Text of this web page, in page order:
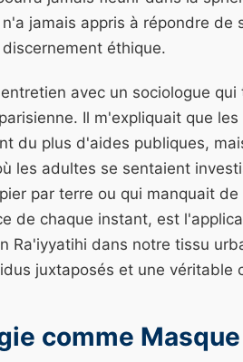
jamais appris à répondre de
éthique.
avec un sociologue
Il m'expliquait que
du plus d'aides publiques,
les adultes se sentaient
par terre ou qui manquait
de chaque instant, est
Ra'iyyatihi dans notre tissu
juxtaposés et une véritable
comme